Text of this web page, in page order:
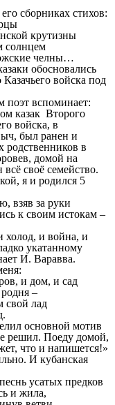
сборниках стихов:
обосновались
войска под
поэт вспоминает:
казак Второго
войска, в
был ранен и
родственников в
домой на
своё семейство.
я и родился 5
взяв за руки
к своим истокам –
и война, и
укатанному
И. Варавва.
и сад
–
основной мотив
решил. Поеду домой,
что и напишется!»
И кубанская
предков